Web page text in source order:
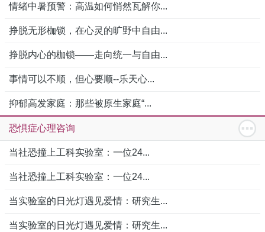
情绪中暑预警：高温如何悄然瓦解你...
挣脱无形枷锁，在心灵的旷野中自由...
挣脱内心的枷锁——走向统一与自由...
事情可以不顺，但心要顺--乐天心...
抑郁高发家庭：那些被原生家庭“...
恐惧症心理咨询
当社恐撞上工科实验室：一位24...
当社恐撞上工科实验室：一位24...
当实验室的日光灯遇见爱情：研究生...
当实验室的日光灯遇见爱情：研究生...